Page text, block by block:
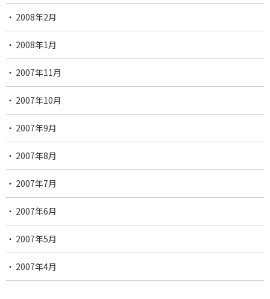
2008年2月
2008年1月
2007年11月
2007年10月
2007年9月
2007年8月
2007年7月
2007年6月
2007年5月
2007年4月